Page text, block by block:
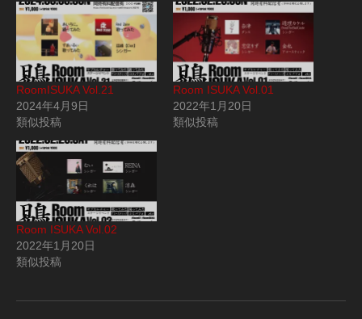
RoomISUKA Vol.21
2024年4月9日
類似投稿
Room ISUKA Vol.01
2022年1月20日
類似投稿
Room ISUKA Vol.02
2022年1月20日
類似投稿